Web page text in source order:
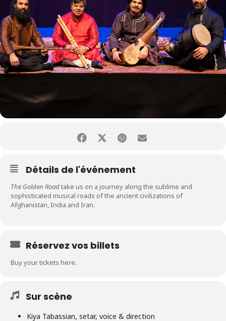
Détails de l'événement
The Golden Roadtake us on a journey along the sublime and
sophisticated musical roads of the ancient civilizations of
Afghanistan, India and Iran.
Réservez vos billets
Buy your tickets here.
Sur scène
Kiya Tabassian, setar, voice & direction